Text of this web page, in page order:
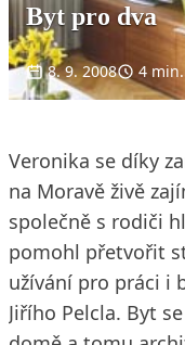
Byt pro dva
8. 9. 2008 4
Veronika se díky
na Moravě živě
společně s rodiči
pomohl přetvořit
užívání pro práci i
Jiřího Pelcla. Byt